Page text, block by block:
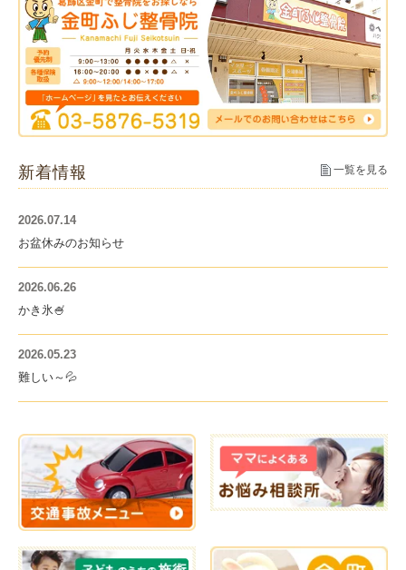
新着情報 一覧を見る
2026.07.14
お盆休みのお知らせ
2026.06.26
かき氷🍧
2026.05.23
難しい～💦